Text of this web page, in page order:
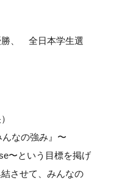
、 全日本学生選
なの強み』〜
〜という目標を掲げ
させて、みんなの